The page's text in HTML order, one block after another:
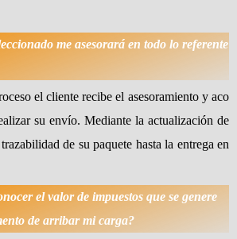
me asesorará en todo lo referente
el cliente recibe el asesoramiento y aco
su envío. Mediante la actualización de
de su paquete hasta la entrega en
el valor de impuestos que se genere
de arribar mi carga?